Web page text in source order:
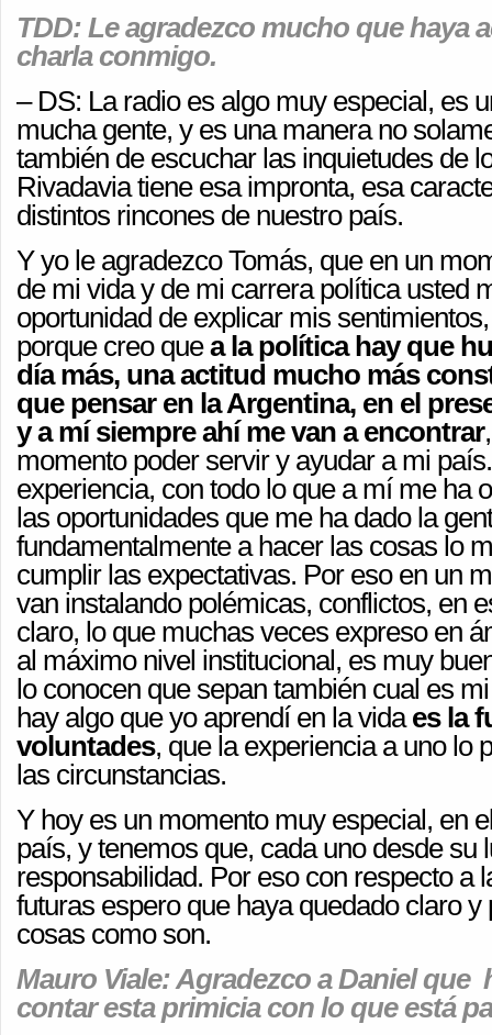
TDD: Le agradezco mucho que haya
charla conmigo.
– DS: La radio es algo muy especial, es
mucha gente, y es una manera no
también de escuchar las inquietudes de
Rivadavia tiene esa impronta, esa
distintos rincones de nuestro país.
Y yo le agradezco Tomás, que en un
de mi vida y de mi carrera política usted
oportunidad de explicar mis
porque creo quea la política hay que
día más, una actitud mucho más
que pensar en la Argentina, en el
y a mí siempre ahí me van a encontrar
momento poder servir y ayudar a mi
experiencia, con todo lo que a mí me ha
las oportunidades que me ha dado la
fundamentalmente a hacer las cosas lo
cumplir las expectativas. Por eso en un
van instalando polémicas, conflictos, en
claro, lo que muchas veces expreso en
al máximo nivel institucional, es muy
lo conocen que sepan también cual es
hay algo que yo aprendí en la vidaes la
voluntades, que la experiencia a uno lo
las circunstancias.
Y hoy es un momento muy especial, en
país, y tenemos que, cada uno desde su
responsabilidad. Por eso con respecto a
futuras espero que haya quedado claro
cosas como son.
Mauro Viale: Agradezco a Daniel que
contar esta primicia con lo que está